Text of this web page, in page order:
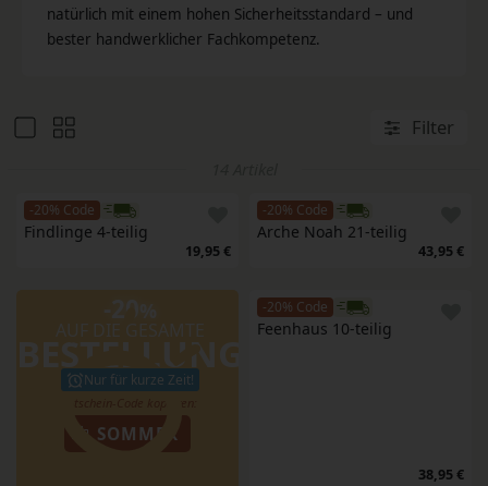
natürlich mit einem hohen Sicherheitsstandard – und
bester handwerklicher Fachkompetenz.
Filter
-20% Code
Findlinge 4-teilig
19,95 €
-20% Code
Arche Noah 21-teilig
43,95 €
BESTELLUNG
Nur für kurze Zeit!
SOMMER
-20% Code
Feenhaus 10-teilig
38,95 €